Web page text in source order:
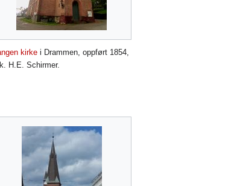
kirke i Drammen, oppført 1854,
H.E. Schirmer.